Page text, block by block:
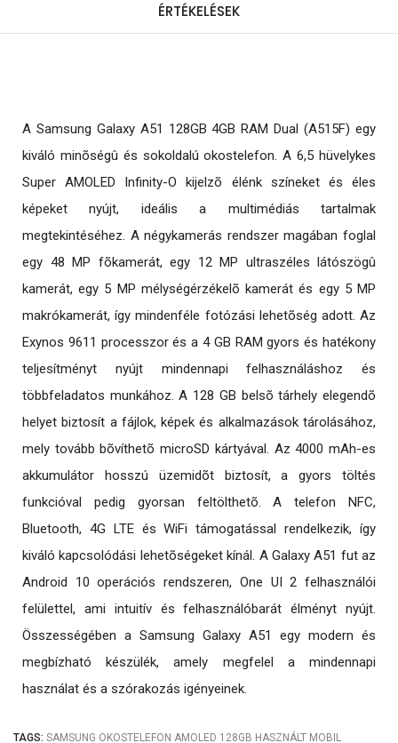
ÉRTÉKELÉSEK
A Samsung Galaxy A51 128GB 4GB RAM Dual (A515F) egy
kiváló minõségû és sokoldalú okostelefon. A 6,5 hüvelykes
Super AMOLED Infinity-O kijelzõ élénk színeket és éles
képeket nyújt, ideális a multimédiás tartalmak
megtekintéséhez. A négykamerás rendszer magában foglal
egy 48 MP fõkamerát, egy 12 MP ultraszéles látószögû
kamerát, egy 5 MP mélységérzékelõ kamerát és egy 5 MP
makrókamerát, így mindenféle fotózási lehetõség adott. Az
Exynos 9611 processzor és a 4 GB RAM gyors és hatékony
teljesítményt nyújt mindennapi felhasználáshoz és
többfeladatos munkához. A 128 GB belsõ tárhely elegendõ
helyet biztosít a fájlok, képek és alkalmazások tárolásához,
mely tovább bõvíthetõ microSD kártyával. Az 4000 mAh-es
akkumulátor hosszú üzemidõt biztosít, a gyors töltés
funkcióval pedig gyorsan feltölthetõ. A telefon NFC,
Bluetooth, 4G LTE és WiFi támogatással rendelkezik, így
kiváló kapcsolódási lehetõségeket kínál. A Galaxy A51 fut az
Android 10 operációs rendszeren, One UI 2 felhasználói
felülettel, ami intuitív és felhasználóbarát élményt nyújt.
Összességében a Samsung Galaxy A51 egy modern és
megbízható készülék, amely megfelel a mindennapi
használat és a szórakozás igényeinek.
TAGS: SAMSUNG OKOSTELEFON AMOLED 128GB HASZNÁLT MOBIL